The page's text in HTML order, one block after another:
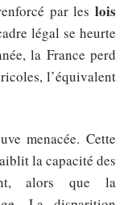
par les lois
légal se heurte
la France perd
l’équivalent
menacée. Cette
la capacité des
alors que la